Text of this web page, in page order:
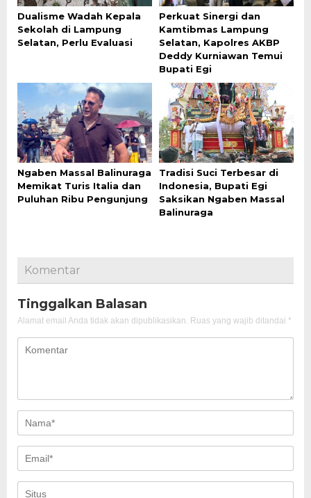
Dualisme Wadah Kepala
Sekolah di Lampung
Selatan, Perlu Evaluasi
Perkuat Sinergi dan
Kamtibmas Lampung
Selatan, Kapolres AKBP
Deddy Kurniawan Temui
Bupati Egi
Ngaben Massal Balinuraga
Memikat Turis Italia dan
Puluhan Ribu Pengunjung
Tradisi Suci Terbesar di
Indonesia, Bupati Egi
Saksikan Ngaben Massal
Balinuraga
Komentar
Tinggalkan Balasan
Alamat email Anda tidak akan dipublikasikan. Ruas yang wajib ditandai *